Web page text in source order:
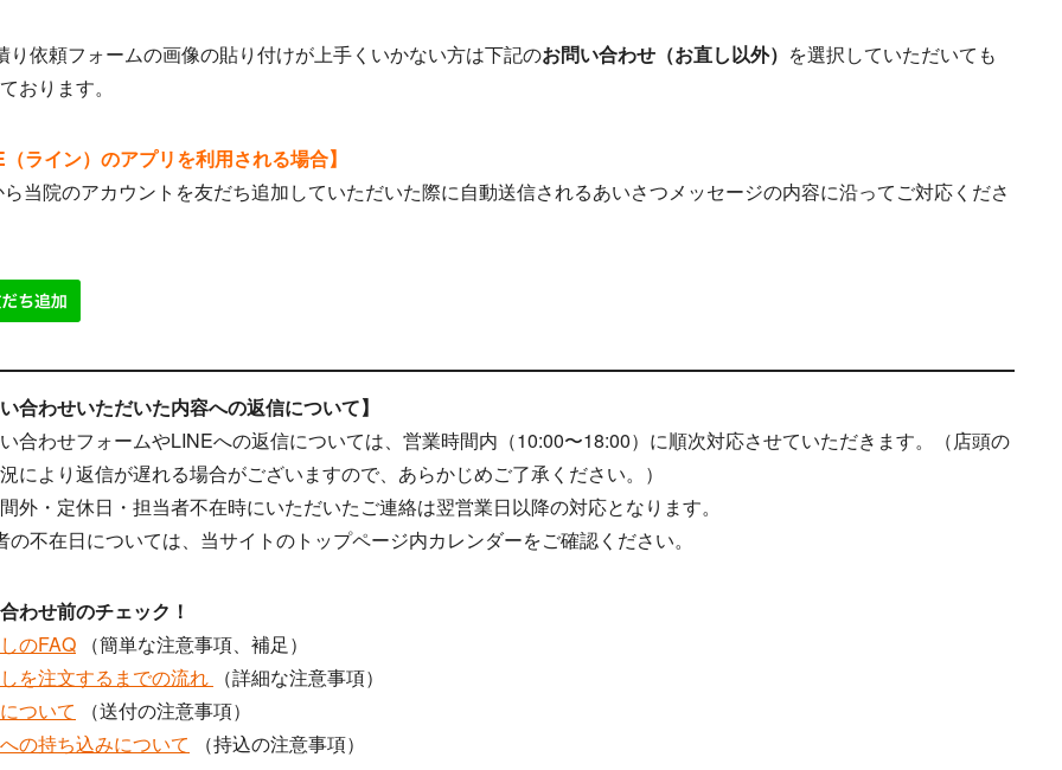
り依頼フォームの画像の貼り付けが上手くいかない方は下記のお問い合わせ（お直し以外） を選択していただいても
おります。
ライン）のアプリを利用される場合】
当院のアカウントを友だち追加していただいた際に自動送信されるあいさつメッセージの内容に沿ってご対応くださ
合わせいただいた内容への返信について】
わせフォームやLINEへの返信については、営業時間内（10:00〜18:00）に順次対応させていただきます。（店頭の
により返信が遅れる場合がございますので、あらかじめご了承ください。）
外・定休日・担当者不在時にいただいたご連絡は翌営業日以降の対応となります。
の不在日については、当サイトのトップページ内カレンダーをご確認ください。
わせ前のチェック！
のFAQ （簡単な注意事項、補足）
を注文するまでの流れ
（詳細な注意事項）
ついて （送付の注意事項）
の持ち込みについて （持込の注意事項）